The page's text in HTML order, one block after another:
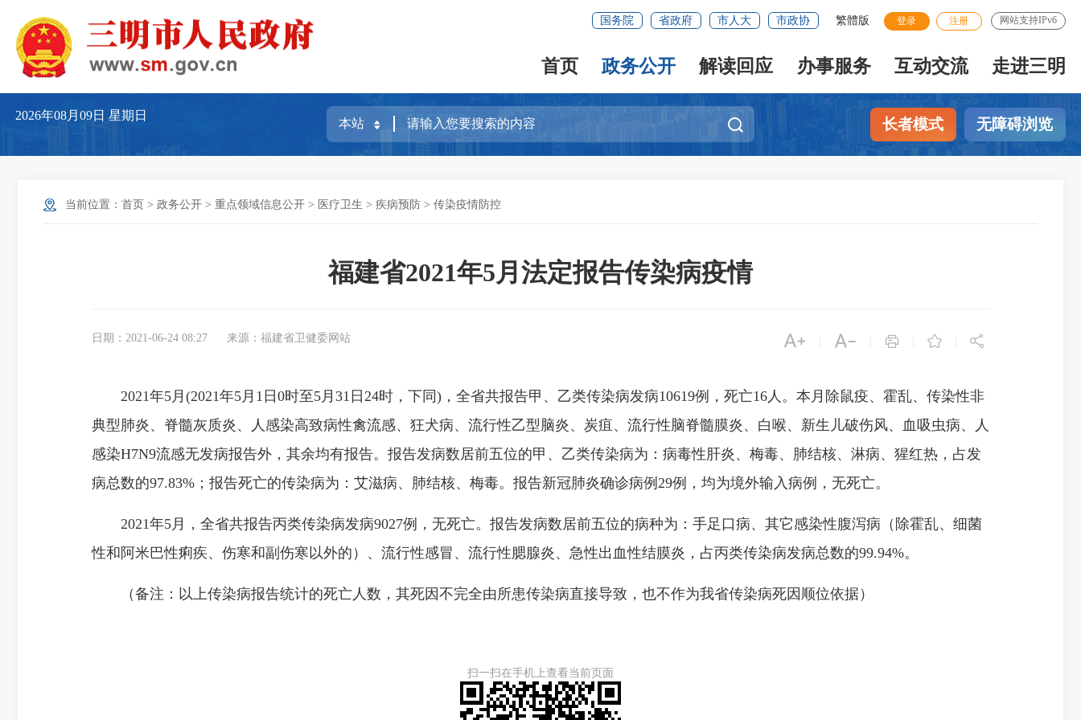
国务院 省政府 市人大 市政协 繁體版 登录 注册 网站支持IPv6
首页 政务公开 解读回应 办事服务 互动交流 走进三明
2026年08月09日星期日
长者模式 无障碍浏览
当前位置： 首页 > 政务公开 > 重点领域信息公开 > 医疗卫生 > 疾病预防 > 传染疫情防控
福建省2021年5月法定报告传染病疫情
日期：2021-06-24 08:27 来源：福建省卫健委网站     
2021年5月(2021年5月1日0时至5月31日24时，下同)，全省共报告甲、乙类传染病发病10619例，死亡16人。本月除鼠疫、霍乱、传染性非
典型肺炎、脊髓灰质炎、人感染高致病性禽流感、狂犬病、流行性乙型脑炎、炭疽、流行性脑脊髓膜炎、白喉、新生儿破伤风、血吸虫病、人
感染H7N9流感无发病报告外，其余均有报告。报告发病数居前五位的甲、乙类传染病为：病毒性肝炎、梅毒、肺结核、淋病、猩红热，占发
病总数的97.83%；报告死亡的传染病为：艾滋病、肺结核、梅毒。报告新冠肺炎确诊病例29例，均为境外输入病例，无死亡。
2021年5月，全省共报告丙类传染病发病9027例，无死亡。报告发病数居前五位的病种为：手足口病、其它感染性腹泻病（除霍乱、细菌
性和阿米巴性痢疾、伤寒和副伤寒以外的）、流行性感冒、流行性腮腺炎、急性出血性结膜炎，占丙类传染病发病总数的99.94%。
（备注：以上传染病报告统计的死亡人数，其死因不完全由所患传染病直接导致，也不作为我省传染病死因顺位依据）
扫一扫在手机上查看当前页面